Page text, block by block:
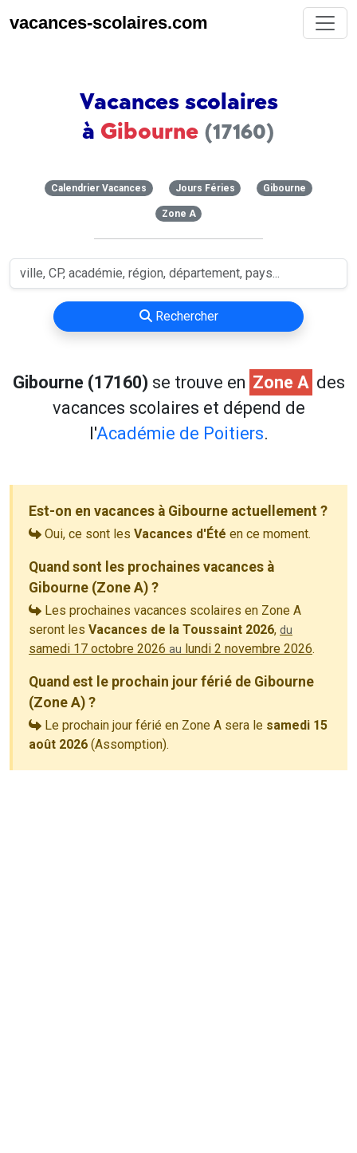
vacances-scolaires.com
Vacances scolaires
à Gibourne (17160)
Calendrier Vacances Jours Féries Gibourne
Zone A
Rechercher
Gibourne (17160) se trouve en Zone A des
vacances scolaires et dépend de
l'Académie de Poitiers.
Est-on en vacances à Gibourne actuellement ?
Oui, ce sont les Vacances d'Été en ce moment.
Quand sont les prochaines vacances à
Gibourne (Zone A) ?
Les prochaines vacances scolaires en Zone A
seront les Vacances de la Toussaint 2026, du
samedi 17 octobre 2026 au lundi 2 novembre 2026.
Quand est le prochain jour férié de Gibourne
(Zone A) ?
Le prochain jour férié en Zone A sera le samedi 15
août 2026 (Assomption).